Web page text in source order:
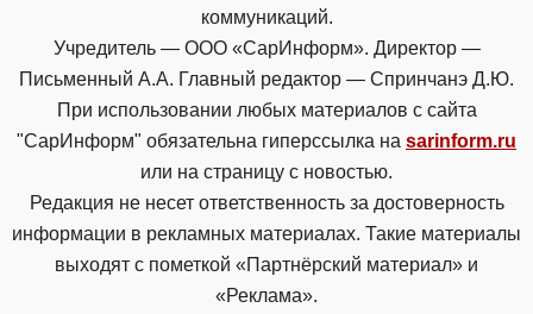
коммуникаций.
Учредитель — ООО «СарИнформ». Директор —
Письменный А.А. Главный редактор — Спринчанэ Д.Ю.
При использовании любых материалов с сайта
"СарИнформ" обязательна гиперссылка на sarinform.ru
или на страницу с новостью.
Редакция не несет ответственность за достоверность
информации в рекламных материалах. Такие материалы
выходят с пометкой «Партнёрский материал» и
«Реклама».